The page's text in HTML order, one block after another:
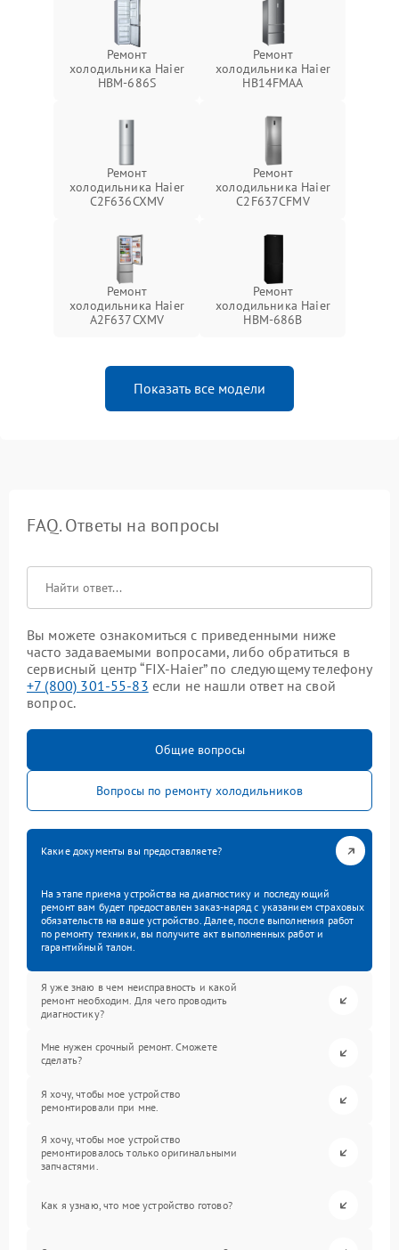
Ремонт
холодильника Haier
HBM-686S
Ремонт
холодильника Haier
HB14FMAA
Ремонт
холодильника Haier
C2F636CXMV
Ремонт
холодильника Haier
C2F637CFMV
Ремонт
холодильника Haier
A2F637CXMV
Ремонт
холодильника Haier
HBM-686B
Показать все модели
FAQ. Ответы на вопросы
Вы можете ознакомиться с приведенными ниже
часто задаваемыми вопросами, либо обратиться в
сервисный центр “FIX-Haier” по следующему телефону
+7 (800) 301-55-83 если не нашли ответ на свой
вопрос.
Общие вопросы
Вопросы по ремонту холодильников
Какие документы вы предоставляете?
На этапе приема устройства на диагностику и последующий
ремонт вам будет предоставлен заказ-наряд с указанием страховых
обязательств на ваше устройство. Далее, после выполнения работ
по ремонту техники, вы получите акт выполненных работ и
гарантийный талон.
Я уже знаю в чем неисправность и какой
ремонт необходим. Для чего проводить
диагностику?
Мне нужен срочный ремонт. Сможете
сделать?
Я хочу, чтобы мое устройство
ремонтировали при мне.
Я хочу, чтобы мое устройство
ремонтировалось только оригинальными
запчастями.
Как я узнаю, что мое устройство готово?